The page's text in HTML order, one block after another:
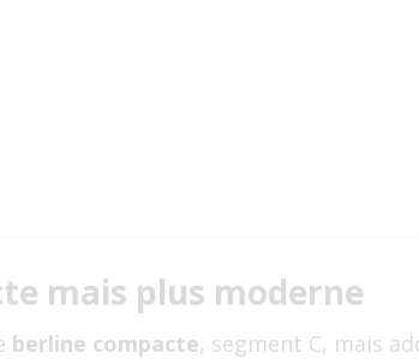
mais plus moderne
berline compacte, segment C, mais